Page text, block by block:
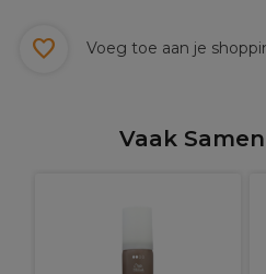
Voeg toe aan je
Vaak